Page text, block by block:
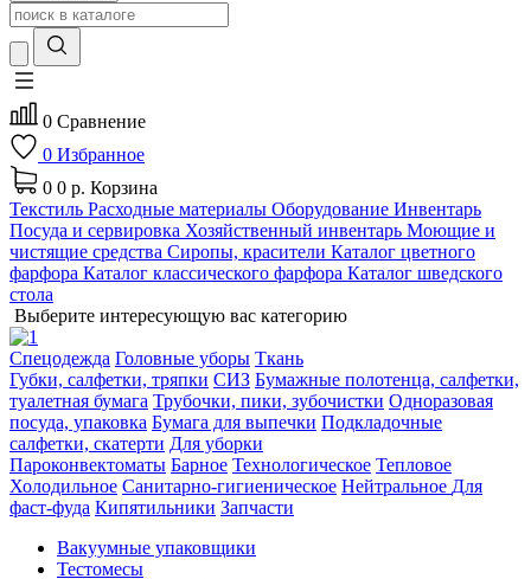
0 Сравнение
0 Избранное
0 0 р. Корзина
Текстиль Расходные материалы Оборудование Инвентарь
Посуда и сервировка Хозяйственный инвентарь Моющие и
чистящие средства Сиропы, красители Каталог цветного
фарфора Каталог классического фарфора Каталог шведского
стола
Выберите интересующую вас категорию
Спецодежда Головные уборы Ткань
Губки, салфетки, тряпки СИЗ Бумажные полотенца, салфетки,
туалетная бумага Трубочки, пики, зубочистки Одноразовая
посуда, упаковка Бумага для выпечки Подкладочные
салфетки, скатерти Для уборки
Пароконвектоматы Барное Технологическое Тепловое
Холодильное Санитарно-гигиеническое Нейтральное Для
фаст-фуда Кипятильники Запчасти
Вакуумные упаковщики
Тестомесы